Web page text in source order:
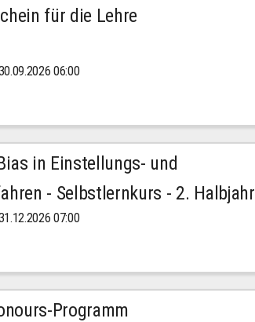
für die Lehre
06:00
in Einstellungs- und
- Selbstlernkurs - 2. Halbjahr
07:00
Programm